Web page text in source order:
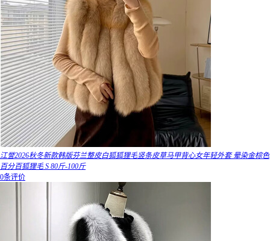
江誉2026秋冬新款韩版芬兰整皮白狐狐狸毛竖条皮草马甲背心女年轻外套 晕染金棕色
百分百狐狸毛 S 80斤-100斤
0条评价